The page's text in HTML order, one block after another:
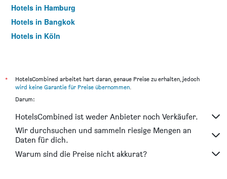
Hotels in Hamburg
Hotels in Bangkok
Hotels in Köln
*
HotelsCombined arbeitet hart daran, genaue Preise zu erhalten, jedoch
wird keine Garantie für Preise übernommen.
Darum:
HotelsCombined ist weder Anbieter noch Verkäufer.
Wir durchsuchen und sammeln riesige Mengen an
Daten für dich.
Warum sind die Preise nicht akkurat?